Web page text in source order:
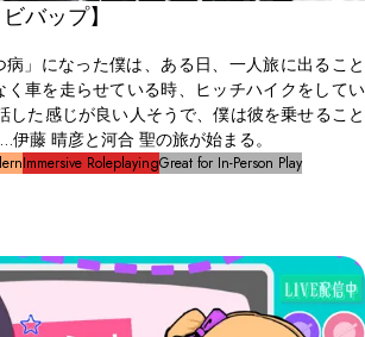
バップ】
く車を走らせている時、ヒッチハイクをしてい
藤 晴彦と河合 聖の旅が始まる。
Immersive RoleplayingGreat for In-Person Play